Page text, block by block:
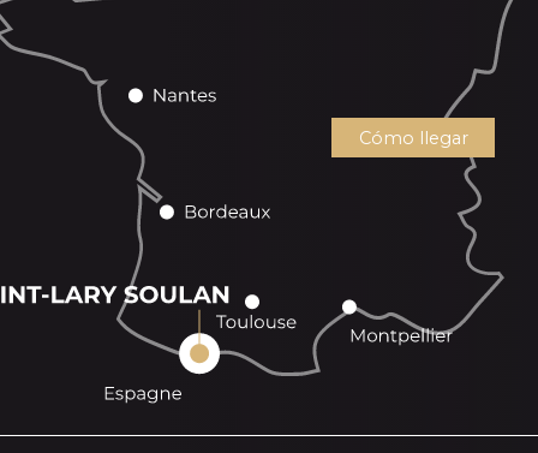
Cómo llegar